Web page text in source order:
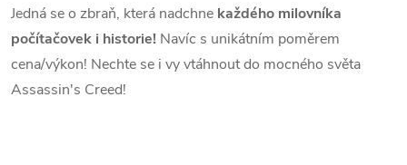
Jedná se o zbraň, která nadchne každého milovníka
počítačovek i historie! Navíc s unikátním poměrem
cena/výkon! Nechte se i vy vtáhnout do mocného světa
Assassin's Creed!